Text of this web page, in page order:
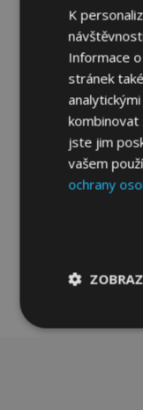
Textilní
K
Informace
stránek
kombinovat
jste jim
vašem
ochrany
nutné